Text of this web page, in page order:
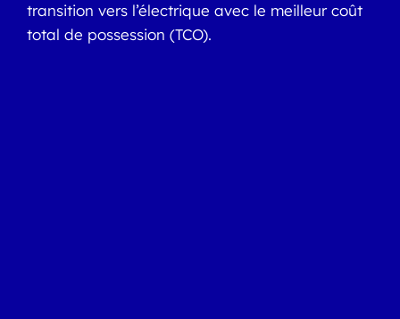
transition vers l’électrique avec le meilleur coût
total de possession (TCO).